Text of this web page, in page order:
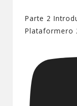
Parte 2
Plataformero